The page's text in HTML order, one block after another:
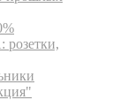
розетки,